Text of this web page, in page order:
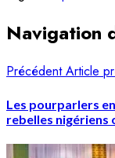
Navigation
Précédent Article
Les pourparlers
rebelles nigériens